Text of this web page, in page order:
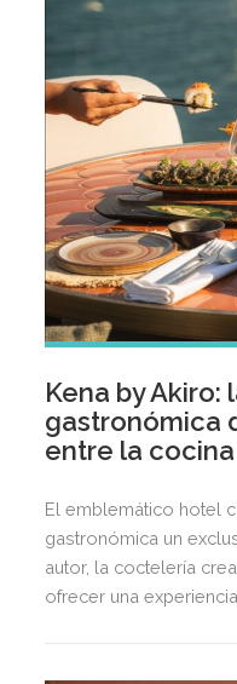
Kena by Akiro:
gastronómica
entre la
El emblemático hotel
gastronómica un
autor, la coctelería
ofrecer una